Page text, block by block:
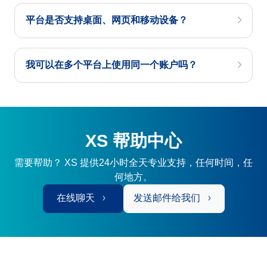
平台是否支持桌面、网页和移动设备？
我可以在多个平台上使用同一个账户吗？
XS 帮助中心
需要帮助？ XS 提供24小时全天专业支持，任何时间，任
何地方。
在线聊天 发送邮件给我们